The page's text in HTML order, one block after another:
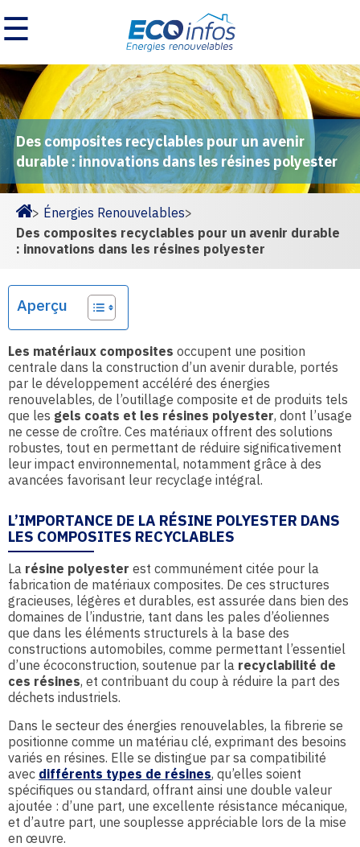
☰
Des composites recyclables pour un avenir
durable : innovations dans les résines polyester
Homepage
> Énergies Renouvelables>
Des composites recyclables pour un avenir durable
: innovations dans les résines polyester
Aperçu
Les matériaux composites occupent une position
centrale dans la construction d’un avenir durable, portés
par le développement accéléré des énergies
renouvelables, de l’outillage composite et de produits tels
que les gels coats et les résines polyester, dont l’usage
ne cesse de croître. Ces matériaux offrent des solutions
robustes, tout en permettant de réduire significativement
leur impact environnemental, notamment grâce à des
avancées favorisant leur recyclage intégral.
L’IMPORTANCE DE LA RÉSINE POLYESTER DANS
LES COMPOSITES RECYCLABLES
La résine polyester est communément citée pour la
fabrication de matériaux composites. De ces structures
gracieuses, légères et durables, est assurée dans bien des
domaines de l’industrie, tant dans les pales d’éoliennes
que dans les éléments structurels à la base des
constructions automobiles, comme permettant l’essentiel
d’une écoconstruction, soutenue par la recyclabilité de
ces résines, et contribuant du coup à réduire la part des
déchets industriels.
Dans le secteur des énergies renouvelables, la fibrerie se
positionne comme un matériau clé, exprimant des besoins
variés en résines. Elle se distingue par sa compatibilité
avec différents types de résines, qu’elles soient
spécifiques ou standard, offrant ainsi une double valeur
ajoutée : d’une part, une excellente résistance mécanique,
et d’autre part, une souplesse appréciable lors de la mise
en œuvre.